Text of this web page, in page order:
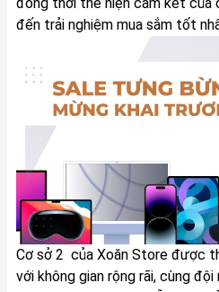
đến trải nghiệm mua sắm tốt
Cơ sở 2 của Xoăn Store được
với không gian rộng rãi, cùng đội